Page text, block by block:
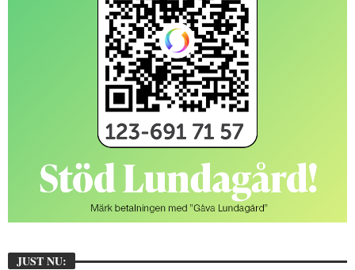
JUST NU: